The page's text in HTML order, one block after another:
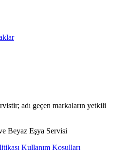
adı geçen markaların yetkili
Beyaz Eşya Servisi
Kullanım Koşulları